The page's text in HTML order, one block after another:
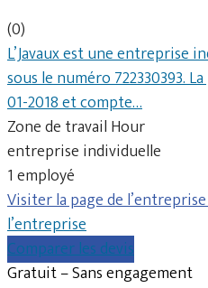
(0)
L’Javaux est une entreprise
sous le numéro 722330393.
01-2018 et compte…
Zone de travail Hour
entreprise individuelle
1 employé
Visiter la page de
l’entreprise
Comparer les devis
Gratuit – Sans engagement